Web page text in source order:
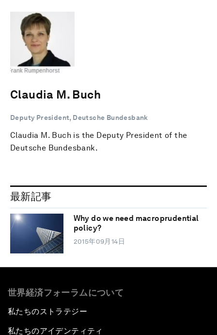
Claudia M. Buch
Deputy President, Deutsche Bundesbank
Claudia M. Buch is the Deputy President of the
Deutsche Bundesbank.
最新記事
Why do we need macroprudential
policy?
2015年09月14日
世界経済フォーラムについて
私たちのストラテジー
私たちのアイデンティティ